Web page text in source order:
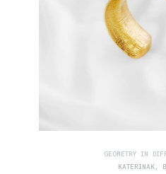
GEOMETRY IN
KATERINAK,